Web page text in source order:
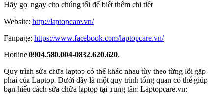
Hãy gọi ngay cho chúng tối để biết thêm chi tiết
Website: http://laptopcare.vn/
Fanpage: https://www.facebook.com/laptopcare.vn/
Hotline 0904.580.004-0832.620.620.
Quy trình sửa chữa laptop có thể khác nhau tùy theo từng lỗi gặp
phải của Laptop. Dưới đây là một quy trình tổng quan có thể giúp
bạn hiểu cách sửa chữa laptop tại trung tâm Laptopcare.vn: